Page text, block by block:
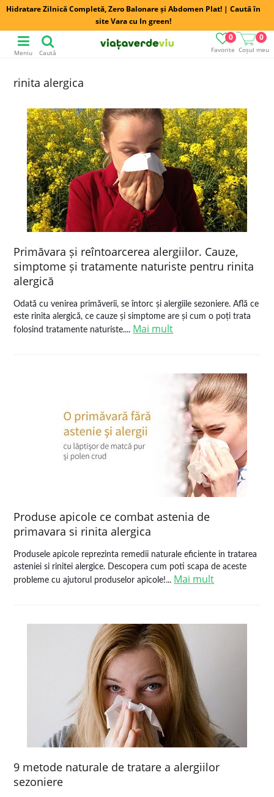
Hidratare Zilnică Completă, Zero Balonare și Abdomen Plat! | Caută în
site Vara cu In green!
Favorite
0
Coșul meu
0
Meniu Caută
rinita alergica
Primăvara și reîntoarcerea alergiilor. Cauze,
simptome și tratamente naturiste pentru rinita
alergică
Odată cu venirea primăverii, se întorc și alergiile sezoniere. Află ce
este rinita alergică, ce cauze și simptome are și cum o poți trata
folosind tratamente naturiste.... Mai mult
Produse apicole ce combat astenia de
primavara si rinita alergica
Produsele apicole reprezinta remedii naturale eficiente in tratarea
asteniei si rinitei alergice. Descopera cum poti scapa de aceste
probleme cu ajutorul produselor apicole!... Mai mult
9 metode naturale de tratare a alergiilor
sezoniere